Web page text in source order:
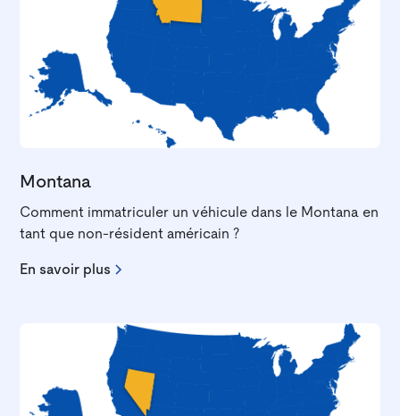
Montana
Comment immatriculer un véhicule dans le Montana en
tant que non-résident américain ?
En savoir plus